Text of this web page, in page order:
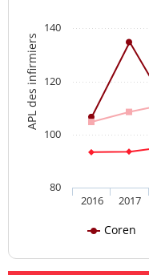
APL des infirmiers
Coren
2016 2017
80
100
120
140